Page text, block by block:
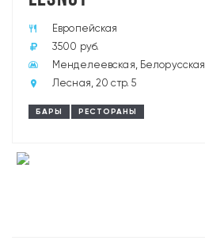
Европейская
3500 руб.
Менделеевская, Белорусская
Лесная, 20 стр. 5
БАРЫ РЕСТОРАНЫ